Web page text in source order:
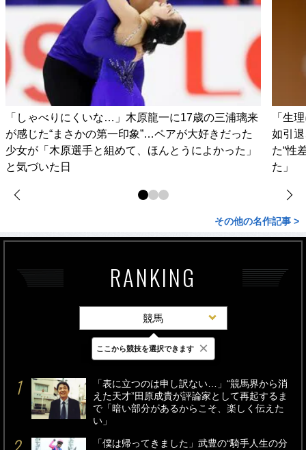
「しゃべりにくいな…」木原龍一に17歳の三浦璃来
が感じた“まさかの第一印象”…ペアが大好きだった
少女が「木原選手と組めて、ほんとうによかった」
と気づいた日
「生
如引
た“性
た」
その他の名作記事 >
RANKING
競馬
最新 24時間 週間
「表に立つのは申し訳ない…」“競馬界から消
えた天才”田原成貴が評論家として再起するま
で「暗い部分があるからこそ、楽しく伝えた
い」
「僕は帰ってきました」武豊の“騎手人生の分
ここから競技を選択できます ×